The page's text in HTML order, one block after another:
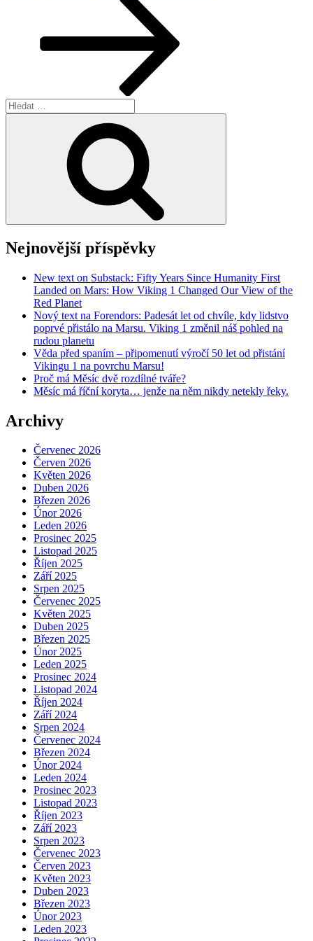
Hledat:
Nejnovější příspěvky
New text on Substack: Fifty Years Since Humanity First
Landed on Mars: How Viking 1 Changed Our View of the
Red Planet
Nový text na Forendors: Padesát let od chvíle, kdy lidstvo
poprvé přistálo na Marsu. Viking 1 změnil náš pohled na
rudou planetu
Věda před spaním – připomenutí výročí 50 let od přistání
Vikingu 1 na povrchu Marsu!
Proč má Měsíc dvě rozdílné tváře?
Měsíc má říční koryta… jenže na něm nikdy netekly řeky.
Archivy
Červenec 2026
Červen 2026
Květen 2026
Duben 2026
Březen 2026
Únor 2026
Leden 2026
Prosinec 2025
Listopad 2025
Říjen 2025
Září 2025
Srpen 2025
Červenec 2025
Květen 2025
Duben 2025
Březen 2025
Únor 2025
Leden 2025
Prosinec 2024
Listopad 2024
Říjen 2024
Září 2024
Srpen 2024
Červenec 2024
Březen 2024
Únor 2024
Leden 2024
Prosinec 2023
Listopad 2023
Říjen 2023
Září 2023
Srpen 2023
Červenec 2023
Červen 2023
Květen 2023
Duben 2023
Březen 2023
Únor 2023
Leden 2023